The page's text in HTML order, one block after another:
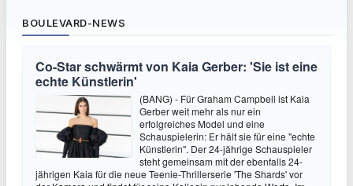
BOULEVARD-NEWS
Co-Star schwärmt von Kaia Gerber: 'Sie ist eine
echte Künstlerin'
(BANG) - Für Graham Campbell ist Kaia
Gerber weit mehr als nur ein
erfolgreiches Model und eine
Schauspielerin: Er hält sie für eine "echte
Künstlerin". Der 24-jährige Schauspieler
steht gemeinsam mit der ebenfalls 24-
jährigen Kaia für die neue Teenie-Thrillerserie 'The Shards' vor